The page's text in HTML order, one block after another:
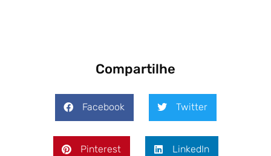
Compartilhe
Facebook Twitter
Pinterest LinkedIn